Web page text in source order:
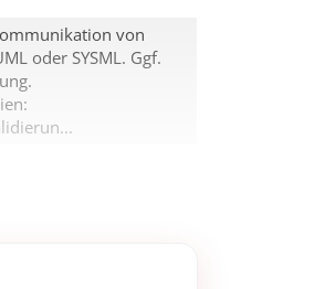
von
oder SYSML. Ggf.